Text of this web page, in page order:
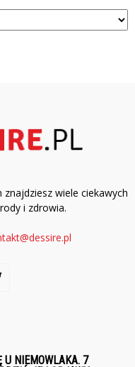
wiele ciekawych
i zdrowia.
U NIEMOWLAKA. 7